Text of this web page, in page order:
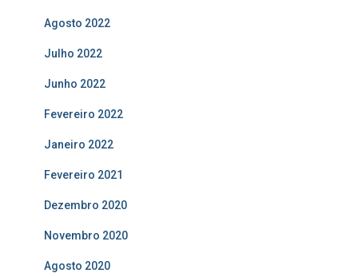
Agosto 2022
Julho 2022
Junho 2022
Fevereiro 2022
Janeiro 2022
Fevereiro 2021
Dezembro 2020
Novembro 2020
Agosto 2020